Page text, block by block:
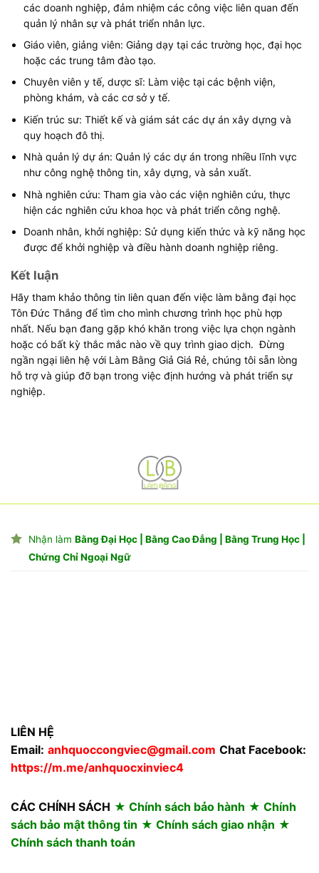
các doanh nghiệp, đảm nhiệm các công việc liên quan đến
quản lý nhân sự và phát triển nhân lực.
Giáo viên, giảng viên: Giảng dạy tại các trường học, đại học
hoặc các trung tâm đào tạo.
Chuyên viên y tế, dược sĩ: Làm việc tại các bệnh viện,
phòng khám, và các cơ sở y tế.
Kiến trúc sư: Thiết kế và giám sát các dự án xây dựng và
quy hoạch đô thị.
Nhà quản lý dự án: Quản lý các dự án trong nhiều lĩnh vực
như công nghệ thông tin, xây dựng, và sản xuất.
Nhà nghiên cứu: Tham gia vào các viện nghiên cứu, thực
hiện các nghiên cứu khoa học và phát triển công nghệ.
Doanh nhân, khởi nghiệp: Sử dụng kiến thức và kỹ năng học
được để khởi nghiệp và điều hành doanh nghiệp riêng.
Kết luận
Hãy tham khảo thông tin liên quan đến việc làm bằng đại học
Tôn Đức Thắng để tìm cho mình chương trình học phù hợp
nhất. Nếu bạn đang gặp khó khăn trong việc lựa chọn ngành
hoặc có bất kỳ thắc mắc nào về quy trình giao dịch. Đừng
ngần ngại liên hệ với Làm Bằng Giả Giá Rẻ, chúng tôi sẵn lòng
hỗ trợ và giúp đỡ bạn trong việc định hướng và phát triển sự
nghiệp.
Nhận làm Bằng Đại Học | Bằng Cao Đẳng | Bằng Trung Học |
Chứng Chỉ Ngoại Ngữ
LIÊN HỆ
Email: anhquoccongviec@gmail.com Chat Facebook:
https://m.me/anhquocxinviec4
CÁC CHÍNH SÁCH ★ Chính sách bảo hành ★ Chính
sách bảo mật thông tin ★ Chính sách giao nhận ★
Chính sách thanh toán